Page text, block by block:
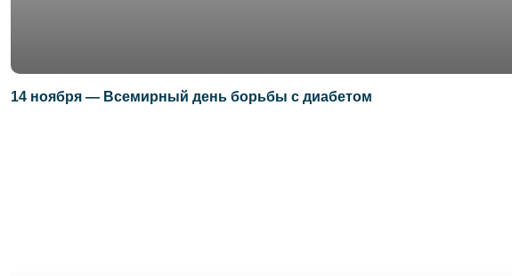
14 ноября — Всемирный день борьбы с диабетом